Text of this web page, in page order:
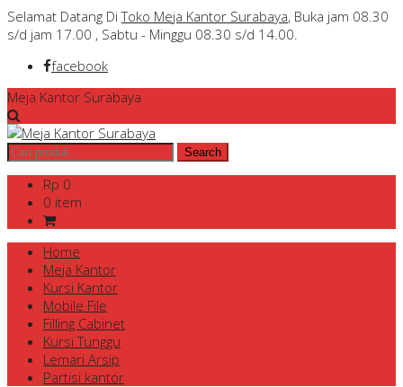
Selamat Datang DiToko Meja Kantor Surabaya, Buka jam 08.30
s/d jam 17.00 , Sabtu - Minggu 08.30 s/d 14.00.
facebook
Meja Kantor Surabaya
Rp 0
0 item
Home
Meja Kantor
Kursi Kantor
Mobile File
Filling Cabinet
Kursi Tunggu
Lemari Arsip
Partisi kantor